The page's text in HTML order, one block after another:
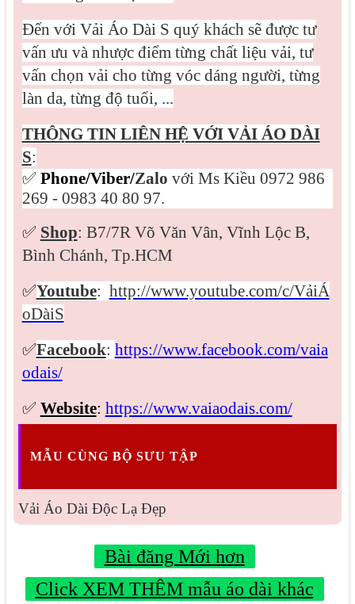
Đến với Vải Áo Dài S quý khách sẽ được tư
vấn ưu và nhược điểm từng chất liệu vải, tư
vấn chọn vải cho từng vóc dáng người, từng
làn da, từng độ tuổi, ...
THÔNG TIN LIÊN HỆ VỚI VẢI ÁO DÀI
S:
✅ Phone/Viber/Zalo với Ms Kiều 0972 986
269 - 0983 40 80 97.
✅ Shop: B7/7R Võ Văn Vân, Vĩnh Lộc B,
Bình Chánh, Tp.HCM
✅Youtube: http://www.youtube.com/c/VảiÁ
oDàiS
✅Facebook: https://www.facebook.com/vaia
odais/
✅ Website: https://www.vaiaodais.com/
MẪU CÙNG BỘ SƯU TẬP
Vải Áo Dài Độc Lạ Đẹp
Bài đăng Mới hơn
Click XEM THÊM mẫu áo dài khác